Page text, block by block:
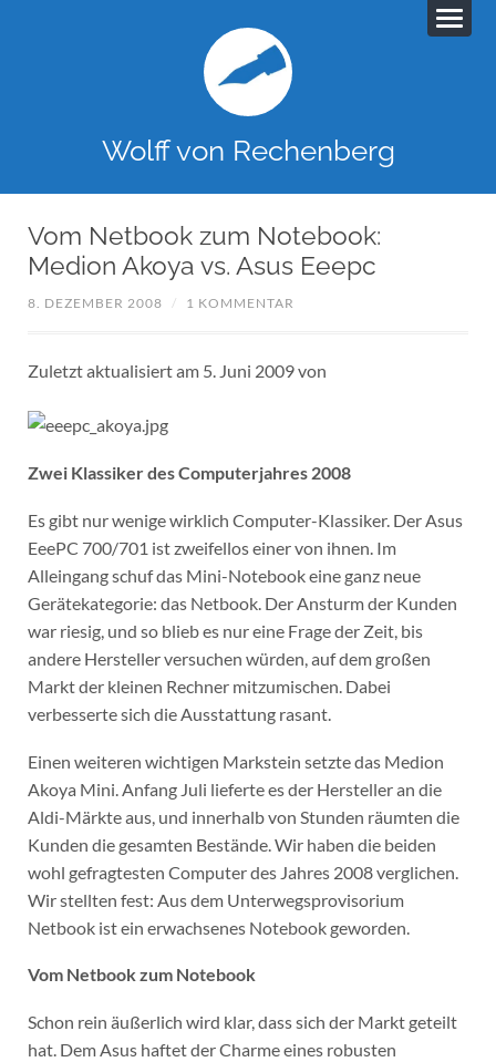
Wolff von Rechenberg
Vom Netbook zum Notebook:
Medion Akoya vs. Asus Eeepc
8. DEZEMBER 2008 / 1 KOMMENTAR
Zuletzt aktualisiert am 5. Juni 2009 von
Zwei Klassiker des Computerjahres 2008
Es gibt nur wenige wirklich Computer-Klassiker. Der Asus
EeePC 700/701 ist zweifellos einer von ihnen. Im
Alleingang schuf das Mini-Notebook eine ganz neue
Gerätekategorie: das Netbook. Der Ansturm der Kunden
war riesig, und so blieb es nur eine Frage der Zeit, bis
andere Hersteller versuchen würden, auf dem großen
Markt der kleinen Rechner mitzumischen. Dabei
verbesserte sich die Ausstattung rasant.
Einen weiteren wichtigen Markstein setzte das Medion
Akoya Mini. Anfang Juli lieferte es der Hersteller an die
Aldi-Märkte aus, und innerhalb von Stunden räumten die
Kunden die gesamten Bestände. Wir haben die beiden
wohl gefragtesten Computer des Jahres 2008 verglichen.
Wir stellten fest: Aus dem Unterwegsprovisorium
Netbook ist ein erwachsenes Notebook geworden.
Vom Netbook zum Notebook
Schon rein äußerlich wird klar, dass sich der Markt geteilt
hat. Dem Asus haftet der Charme eines robusten